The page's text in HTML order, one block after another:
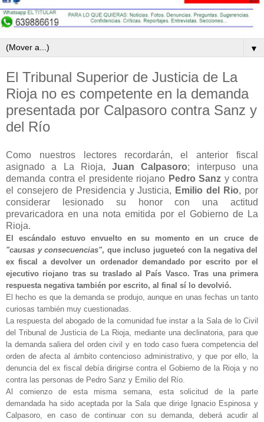
▼
El Tribunal Superior de Justicia de La
Rioja no es competente en la demanda
presentada por Calpasoro contra Sanz y
del Río
Como nuestros lectores recordarán, el anterior fiscal
asignado a La Rioja,Juan Calpasoro; interpuso una
demanda contra el presidente riojano Pedro Sanz y contra
el consejero de Presidencia y Justicia, Emilio del Rio, por
considerar lesionado su honor con una actitud
prevaricadora en una nota emitida por el Gobierno de La
Rioja.
El escándalo estuvo envuelto en su momento en un cruce de
"causas y consecuencias", que incluso jugueteó con la negativa del
ex fiscal a devolver un ordenador demandado por escrito por el
ejecutivo riojano tras su traslado al País Vasco. Tras una primera
respuesta negativa también por escrito, al final sí lo devolvió.
El hecho es que la demanda se produjo, aunque en unas fechas un tanto
curiosas también muy cuestionadas.
La respuesta del abogado de la comunidad fue instar a la Sala de lo Civil
del Tribunal de Justicia de La Rioja, mediante una declinatoria, para que
la demanda saliera del orden civil y en todo caso fuera competencia del
orden de afecta al ámbito contencioso administrativo, y que por ello, la
denuncia del ex fiscal debía dirigirse contra el Gobierno de la Rioja y no
contra las personas de Pedro Sanz y Emilio del Río.
Al comienzo de esta misma semana, esta solicitud de la parte
demandada ha sido aceptada por la Sala que dirige Ignacio Espinosa y
Calpasoro, en caso de continuar con su demanda, deberá acudir al